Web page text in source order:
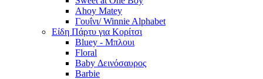
Ahoy Matey
Γουΐνι/ Winnie Alphabet
Είδη Πάρτυ για Κορίτσι
Bluey - Μπλουι
Floral
Baby Δεινόσαυρος
Barbie